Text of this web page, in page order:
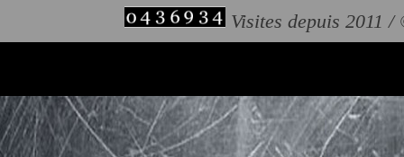
Visites depuis 2011